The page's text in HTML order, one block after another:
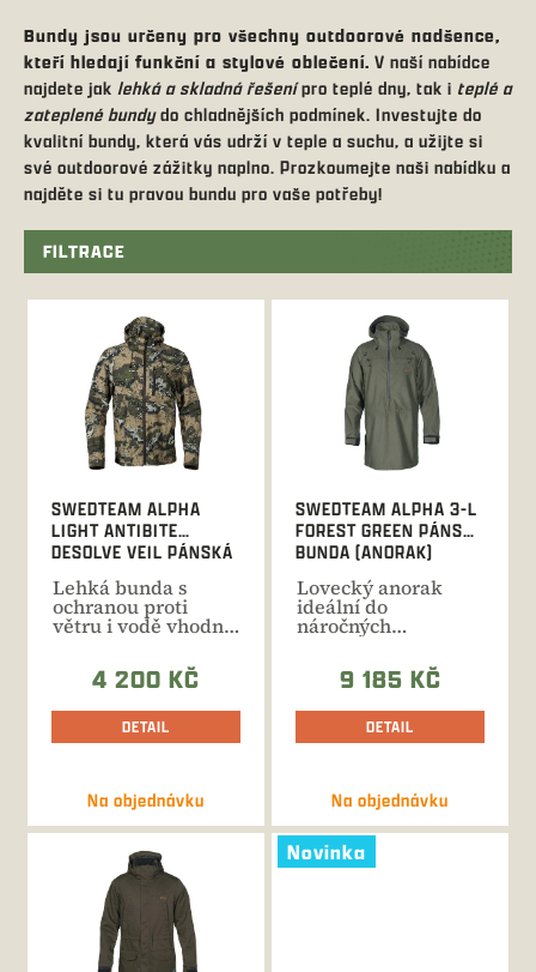
Bundy jsou určeny pro všechny outdoorové nadšence,
kteří hledají funkční a stylové oblečení. V naší nabídce
najdete jak lehká a skladná řešenípro teplé dny, tak i teplé a
zateplené bundydo chladnějších podmínek. Investujte do
kvalitní bundy, která vás udrží v teple a suchu, a užijte si
své outdoorové zážitky naplno. Prozkoumejte naši nabídku a
najděte si tu pravou bundu pro vaše potřeby!
FILTRACE
Na objednávku
SWEDTEAM ALPHA
LIGHT ANTIBITE
DESOLVE VEIL PÁNSKÁ
BUNDA
Lehká bunda s
ochranou proti
větru i vodě vhodná
podzimu....
4 200 KČ
DETAIL
Na objednávku
SWEDTEAM ALPHA 3-L
FOREST GREEN PÁNSKÁ
BUNDA (ANORAK)
Lovecký anorak
ideální do
náročných
proměnlivých
podmínek.
Prémiová
9 185 KČ
DETAIL
Novinka